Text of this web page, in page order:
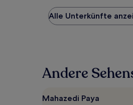
der
niedrigste
Preis
den
letzten
für
Alle Unterkünfte
Andere
Mahazedi Paya